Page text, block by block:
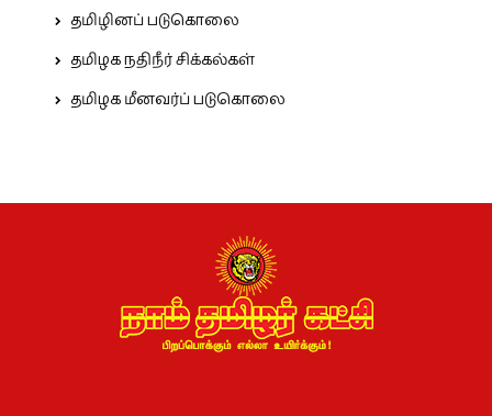
தமிழினப் படுகொலை
தமிழக நதிநீர் சிக்கல்கள்
தமிழக மீனவர்ப் படுகொலை